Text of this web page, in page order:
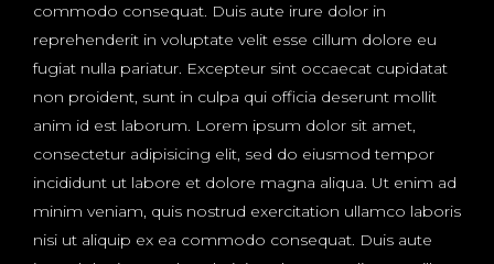
commodo consequat. Duis aute irure dolor in
reprehenderit in voluptate velit esse cillum dolore eu
fugiat nulla pariatur. Excepteur sint occaecat cupidatat
non proident, sunt in culpa qui officia deserunt mollit
anim id est laborum. Lorem ipsum dolor sit amet,
consectetur adipisicing elit, sed do eiusmod tempor
incididunt ut labore et dolore magna aliqua. Ut enim ad
minim veniam, quis nostrud exercitation ullamco laboris
nisi ut aliquip ex ea commodo consequat. Duis aute